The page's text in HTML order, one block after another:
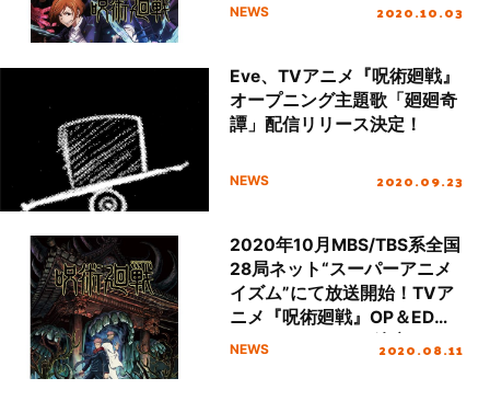
開！
NEWS 2020.10.03
Eve、TVアニメ『呪術廻戦』
オープニング主題歌「廻廻奇
譚」配信リリース決定！
NEWS 2020.09.23
2020年10月MBS/TBS系全国
28局ネット“スーパーアニメ
イズム”にて放送開始！TVア
ニメ『呪術廻戦』OP＆EDテ
ーマ アーティスト決定！
NEWS 2020.08.11